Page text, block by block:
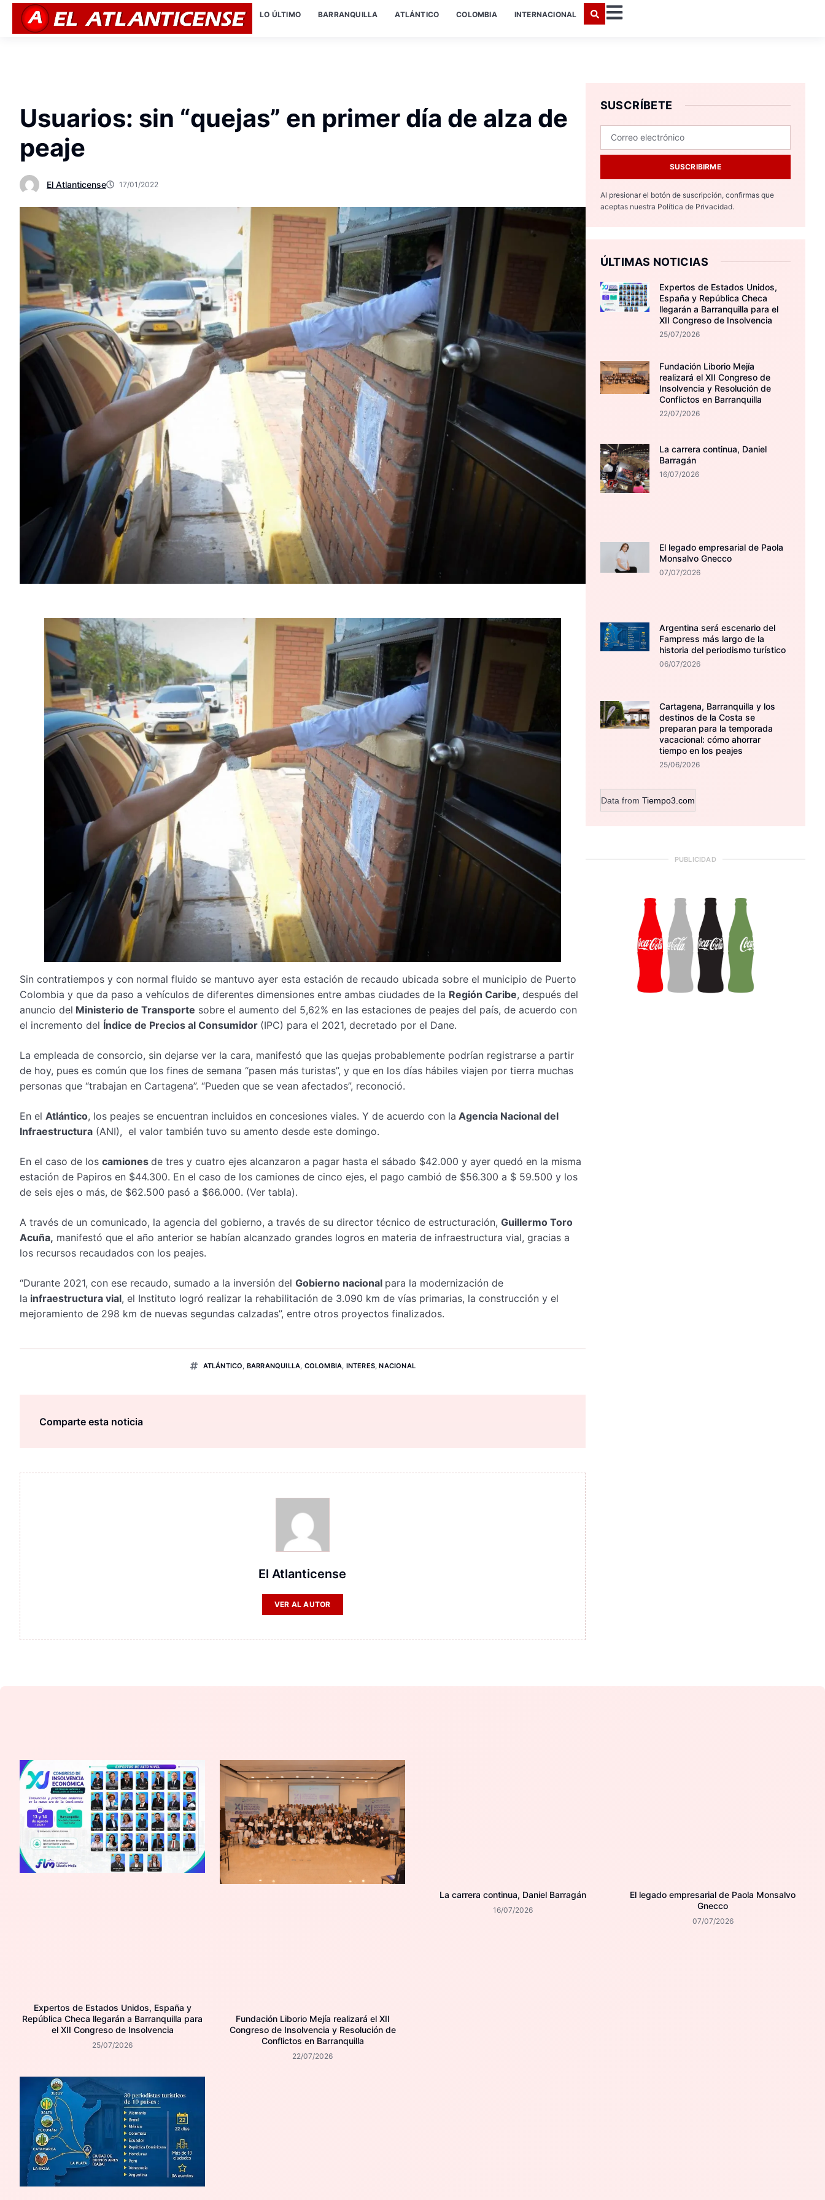
LO ÚLTIMO BARRANQUILLA ATLÁNTICO COLOMBIA INTERNACIONAL
Usuarios: sin “quejas” en primer día de alza de
peaje
El Atlanticense 17/01/2022
Sin contratiempos y con normal fluido se mantuvo ayer esta estación de recaudo ubicada sobre el municipio de Puerto
Colombia y que da paso a vehículos de diferentes dimensiones entre ambas ciudades de la Región Caribe, después del
anuncio del Ministerio de Transporte sobre el aumento del 5,62% en las estaciones de peajes del país, de acuerdo con
el incremento del Índice de Precios al Consumidor (IPC) para el 2021, decretado por el Dane.
La empleada de consorcio, sin dejarse ver la cara, manifestó que las quejas probablemente podrían registrarse a partir
de hoy, pues es común que los fines de semana “pasen más turistas”, y que en los días hábiles viajen por tierra muchas
personas que “trabajan en Cartagena”. “Pueden que se vean afectados”, reconoció.
En el Atlántico, los peajes se encuentran incluidos en concesiones viales. Y de acuerdo con la Agencia Nacional del
Infraestructura (ANI), el valor también tuvo su amento desde este domingo.
En el caso de los camiones de tres y cuatro ejes alcanzaron a pagar hasta el sábado $42.000 y ayer quedó en la misma
estación de Papiros en $44.300. En el caso de los camiones de cinco ejes, el pago cambió de $56.300 a $ 59.500 y los
de seis ejes o más, de $62.500 pasó a $66.000. (Ver tabla).
A través de un comunicado, la agencia del gobierno, a través de su director técnico de estructuración, Guillermo Toro
Acuña, manifestó que el año anterior se habían alcanzado grandes logros en materia de infraestructura vial, gracias a
los recursos recaudados con los peajes.
“Durante 2021, con ese recaudo, sumado a la inversión del Gobierno nacional para la modernización de
la infraestructura vial, el Instituto logró realizar la rehabilitación de 3.090 km de vías primarias, la construcción y el
mejoramiento de 298 km de nuevas segundas calzadas”, entre otros proyectos finalizados.
ATLÁNTICO, BARRANQUILLA, COLOMBIA, INTERES,NACIONAL
Comparte esta noticia
El Atlanticense
VER AL AUTOR
SUSCRÍBETE
SUSCRIBIRME
Al presionar el botón de suscripción, confirmas que
aceptas nuestra Política de Privacidad.
ÚLTIMAS NOTICIAS
Expertos de Estados Unidos,
España y República Checa
llegarán a Barranquilla para el
XII Congreso de Insolvencia
25/07/2026
Fundación Liborio Mejía
realizará el XII Congreso de
Insolvencia y Resolución de
Conflictos en Barranquilla
22/07/2026
La carrera continua, Daniel
Barragán
16/07/2026
El legado empresarial de Paola
Monsalvo Gnecco
07/07/2026
Argentina será escenario del
Fampress más largo de la
historia del periodismo turístico
06/07/2026
Cartagena, Barranquilla y los
destinos de la Costa se
preparan para la temporada
vacacional: cómo ahorrar
tiempo en los peajes
25/06/2026
Data from Tiempo3.com
PUBLICIDAD
Expertos de Estados Unidos, España y
República Checa llegarán a Barranquilla para
el XII Congreso de Insolvencia
25/07/2026
Fundación Liborio Mejía realizará el XII
Congreso de Insolvencia y Resolución de
Conflictos en Barranquilla
22/07/2026
La carrera continua, Daniel Barragán
16/07/2026
El legado empresarial de Paola Monsalvo
Gnecco
07/07/2026